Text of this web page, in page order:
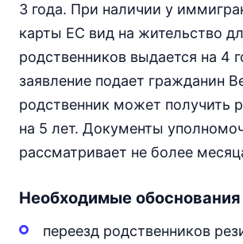
3 года. При наличии у
карты ЕС вид на жительство
родственников выдается на 4
заявление подает гражданин
родственник может получить
на 5 лет. Документы
рассматривает не более
Необходимые обоснования
переезд родственников